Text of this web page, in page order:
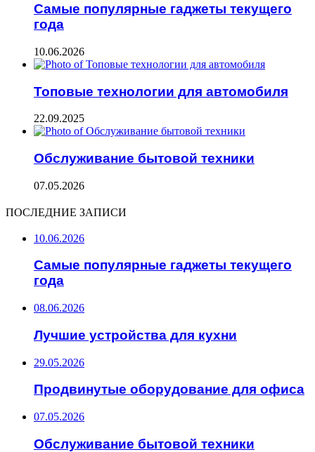
Самые популярные гаджеты текущего
года
10.06.2026
Топовые технологии для автомобиля
22.09.2025
Обслуживание бытовой техники
07.05.2026
ПОСЛЕДНИЕ ЗАПИСИ
10.06.2026
Самые популярные гаджеты текущего
года
08.06.2026
Лучшие устройства для кухни
29.05.2026
Продвинутые оборудование для офиса
07.05.2026
Обслуживание бытовой техники